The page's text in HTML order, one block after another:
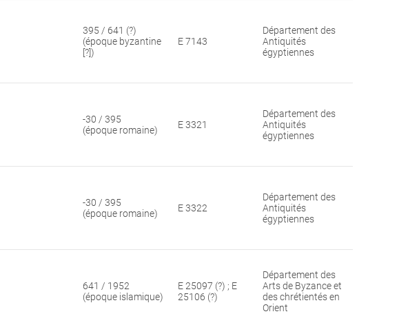
395 / 641 (?)
(époque byzantine
[?])
E 7143
Département des
Antiquités
égyptiennes
-30 / 395
(époque romaine)
E 3321
Département des
Antiquités
égyptiennes
-30 / 395
(époque romaine)
E 3322
Département des
Antiquités
égyptiennes
641 / 1952
(époque islamique)
E 25097 (?) ; E
25106 (?)
Département des
Arts de Byzance et
des chrétientés en
Orient